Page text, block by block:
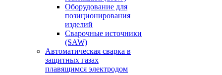
Оборудование для
позиционирования
изделий
Сварочные источники
(SAW)
Автоматическая сварка в
защитных газах
плавящимся электродом